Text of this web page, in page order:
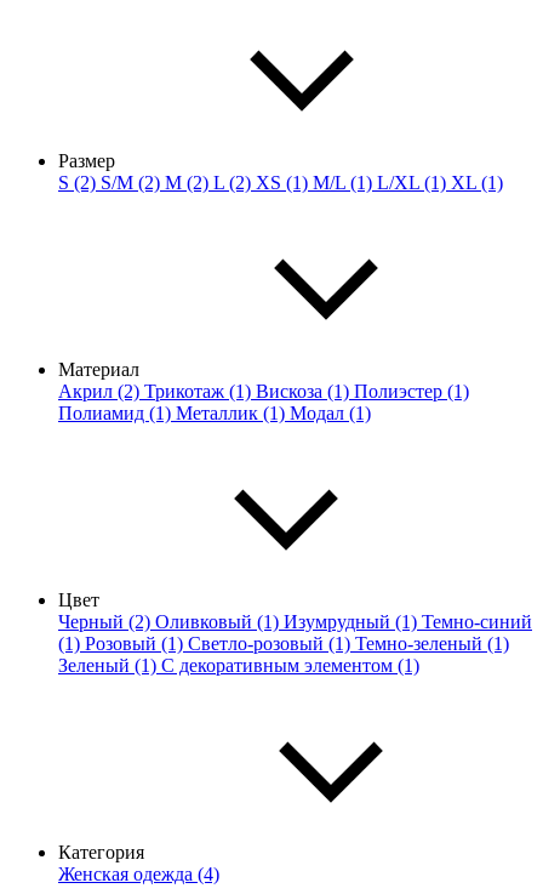
Размер
S (2) S/M (2) M (2) L (2) XS (1) M/L (1) L/XL (1) XL (1)
Материал
Акрил (2) Трикотаж (1) Вискоза (1) Полиэстер (1)
Полиамид (1) Металлик (1) Модал (1)
Цвет
Черный (2) Оливковый (1) Изумрудный (1) Темно-синий
(1) Розовый (1) Светло-розовый (1) Темно-зеленый (1)
Зеленый (1) С декоративным элементом (1)
Категория
Женская одежда (4)